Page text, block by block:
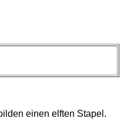
einen elften Stapel.